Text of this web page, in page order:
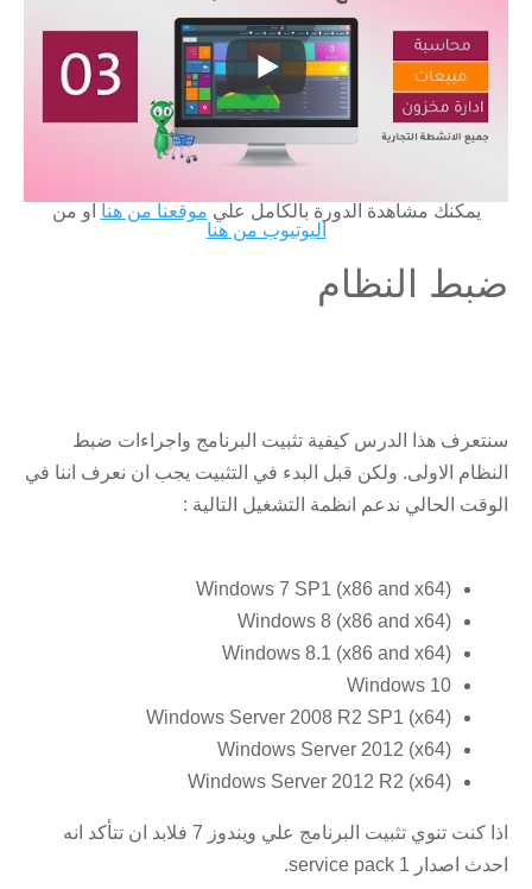
يمكنك مشاهدة الدورة بالكامل علي موقعنا من هنا او من
اليوتيوب من هنا
ضبط النظام
سنتعرف هذا الدرس كيفية تثبيت البرنامج واجراءات ضبط
النظام الاولى. ولكن قبل البدء في التثبيت يجب ان نعرف اننا في
الوقت الحالي ندعم انظمة التشغيل التالية :
Windows 7 SP1 (x86 and x64)
Windows 8 (x86 and x64)
Windows 8.1 (x86 and x64)
Windows 10
Windows Server 2008 R2 SP1 (x64)
Windows Server 2012 (x64)
Windows Server 2012 R2 (x64)
اذا كنت تنوي تثبيت البرنامج علي ويندوز 7 فلابد ان تتأكد انه
احدث اصدار service pack 1.